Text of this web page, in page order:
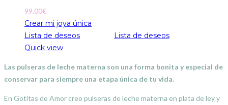
99.00€
Crear mi joya única
Lista de deseos
Lista de deseos
Quick view
Las pulseras de leche materna son una forma bonita y especial de
conservar para siempre una etapa única de tu vida.
En Gotitas de Amor creo pulseras de leche materna en plata de ley y